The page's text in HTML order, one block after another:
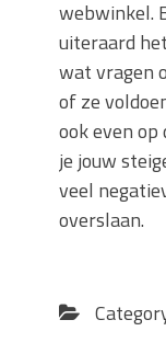
webwinkel.
uiteraard
wat vragen
of ze
ook even
je jouw
veel
overslaan.